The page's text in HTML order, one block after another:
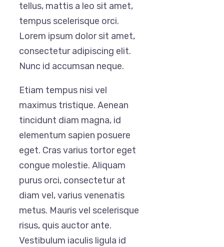
tellus, mattis a leo sit amet,
tempus scelerisque orci.
Lorem ipsum dolor sit amet,
consectetur adipiscing elit.
Nunc id accumsan neque.
Etiam tempus nisi vel
maximus tristique. Aenean
tincidunt diam magna, id
elementum sapien posuere
eget. Cras varius tortor eget
congue molestie. Aliquam
purus orci, consectetur at
diam vel, varius venenatis
metus. Mauris vel scelerisque
risus, quis auctor ante.
Vestibulum iaculis ligula id